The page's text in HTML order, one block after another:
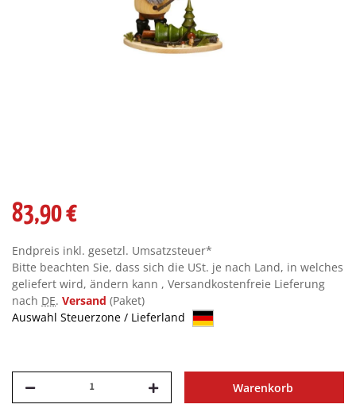
83,90 €
Endpreis inkl. gesetzl. Umsatzsteuer*
Bitte beachten Sie, dass sich die USt. je nach Land, in welches
geliefert wird, ändern kann , Versandkostenfreie Lieferung
nach DE. Versand (Paket)
Auswahl Steuerzone / Lieferland
Warenkorb